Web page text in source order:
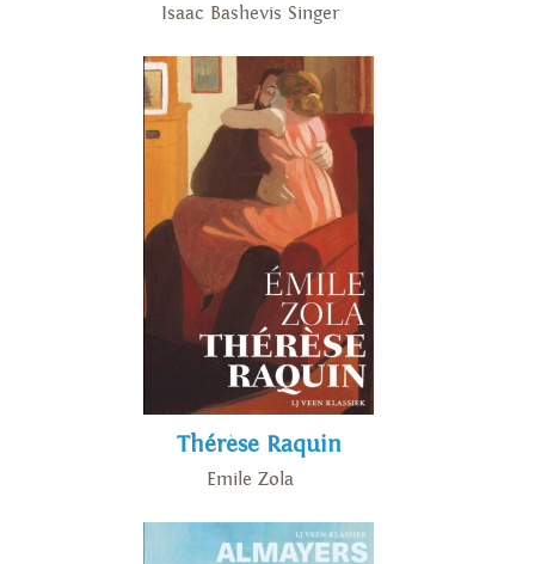
Isaac Bashevis Singer
Thérèse Raquin
Emile Zola